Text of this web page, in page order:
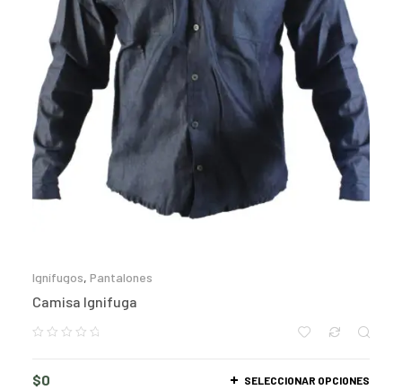
Ignífugos, Pantalones
Camisa Ignifuga
$0 SELECCIONAR OPCIONES